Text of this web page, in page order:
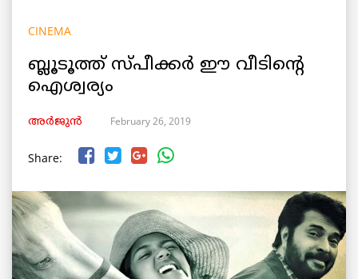
CINEMA
ബ്ലൂടൂത്ത് സ്പീക്കർ ഈ വീടിന്റെ
ഐശ്വര്യം
അർജുൻ February 26, 2019
Share: